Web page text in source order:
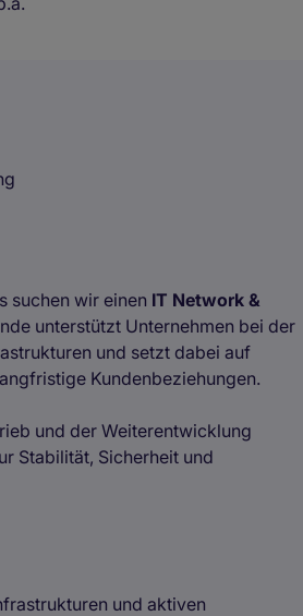
suchen wir einen IT Network &
unterstützt Unternehmen bei der
und setzt dabei auf
Kundenbeziehungen.
und der Weiterentwicklung
Stabilität, Sicherheit und
und aktiven